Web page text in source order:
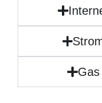
Gas